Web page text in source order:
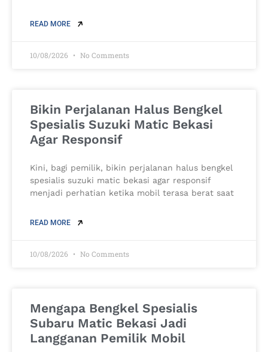
READ MORE
10/08/2026 No Comments
Bikin Perjalanan Halus Bengkel
Spesialis Suzuki Matic Bekasi
Agar Responsif
Kini, bagi pemilik, bikin perjalanan halus bengkel
spesialis suzuki matic bekasi agar responsif
menjadi perhatian ketika mobil terasa berat saat
READ MORE
10/08/2026 No Comments
Mengapa Bengkel Spesialis
Subaru Matic Bekasi Jadi
Langganan Pemilik Mobil